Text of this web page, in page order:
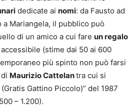
dedicate ai nomi: da Fausto ad
a Mariangela, il pubblico può
di un amico a cui fare un regalo
(stime dai 50 ai 600
più spinto non può farsi
Maurizio Cattelantra cui si
Gattino Piccolo)” del 1987
– 1.200).